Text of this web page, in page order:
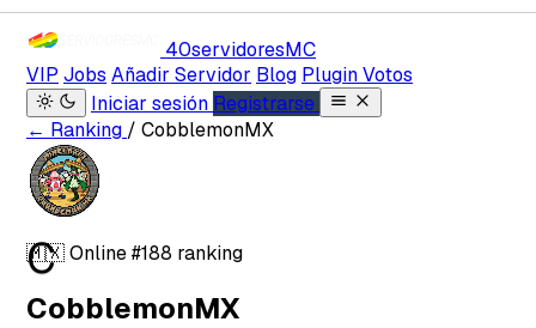
40servidoresMC
VIP Jobs Añadir Servidor Blog Plugin Votos
Iniciar sesión Registrarse
← Ranking / CobblemonMX
C
🇲🇽Online#188 ranking
CobblemonMX